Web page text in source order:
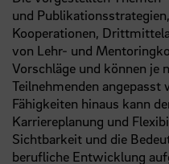
und
Kooperationen,
von Lehr- und
Vorschläge und können je
Teilnehmenden angepasst
Fähigkeiten hinaus kann
Karriereplanung und
Sichtbarkeit und die
berufliche Entwicklung